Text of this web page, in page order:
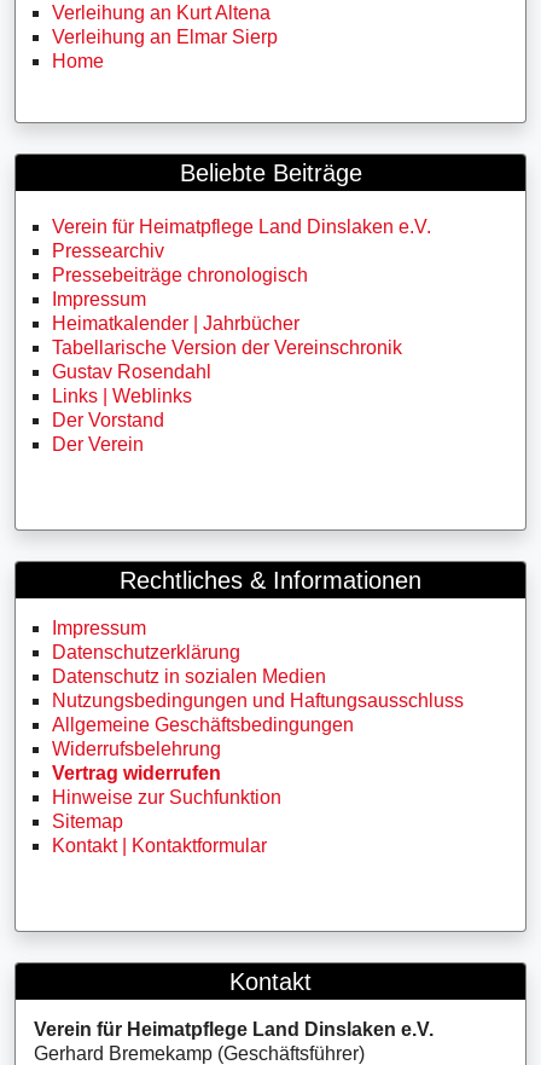
Verleihung an Kurt Altena
Verleihung an Elmar Sierp
Home
Beliebte Beiträge
Verein für Heimatpflege Land Dinslaken e.V.
Pressearchiv
Pressebeiträge chronologisch
Impressum
Heimatkalender | Jahrbücher
Tabellarische Version der Vereinschronik
Gustav Rosendahl
Links | Weblinks
Der Vorstand
Der Verein
Rechtliches & Informationen
Impressum
Datenschutzerklärung
Datenschutz in sozialen Medien
Nutzungsbedingungen und Haftungsausschluss
Allgemeine Geschäftsbedingungen
Widerrufsbelehrung
Vertrag widerrufen
Hinweise zur Suchfunktion
Sitemap
Kontakt | Kontaktformular
Kontakt
Verein für Heimatpflege Land Dinslaken e.V.
Gerhard Bremekamp (Geschäftsführer)